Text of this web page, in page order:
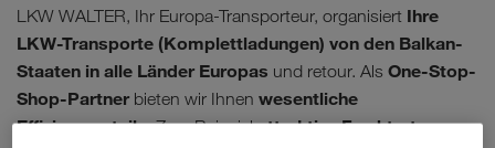
LKW WALTER, Ihr Europa-Transporteur, organisiert Ihre
LKW-Transporte (Komplettladungen) von den Balkan-
Staaten in alle Länder Europas und retour. Als One-Stop-
Shop-Partner bieten wir Ihnen wesentliche
Effizienzvorteile. Zum Beispielattraktive Frachtraten